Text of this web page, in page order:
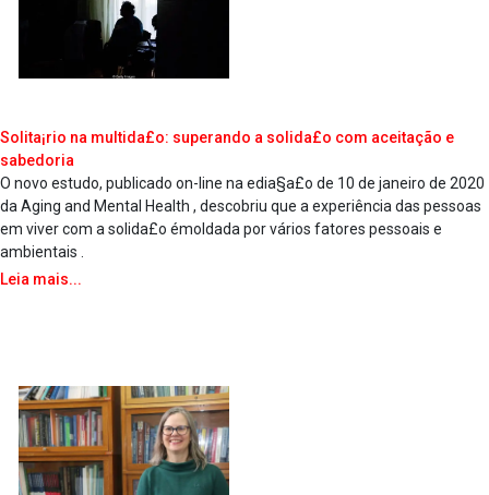
Solita¡rio na multida£o: superando a solida£o com aceitação e
sabedoria
O novo estudo, publicado on-line na edia§a£o de 10 de janeiro de 2020
da Aging and Mental Health , descobriu que a experiência das pessoas
em viver com a solida£o émoldada por vários fatores pessoais e
ambientais .
Leia mais...